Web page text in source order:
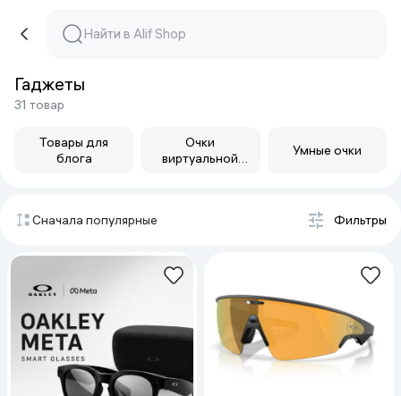
Гаджеты
31 товар
Товары для
блога
Очки
виртуальной
Умные очки
Сначала популярные Фильтры